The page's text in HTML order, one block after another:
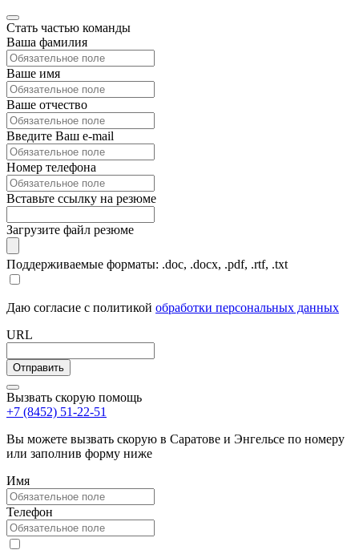
Стать частью команды
Ваша фамилия
Ваше имя
Ваше отчество
Введите Ваш e-mail
Номер телефона
Вставьте ссылку на резюме
Загрузите файл резюме
Поддерживаемые форматы: .doc, .docx, .pdf, .rtf, .txt
Даю согласие с политикой обработки персональных данных
URL
Вызвать скорую помощь
+7 (8452) 51-22-51
Вы можете вызвать скорую в Саратове и Энгельсе по номеру
или заполнив форму ниже
Имя
Телефон